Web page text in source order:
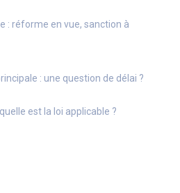
: réforme en vue, sanction à
: une question de délai ?
est la loi applicable ?